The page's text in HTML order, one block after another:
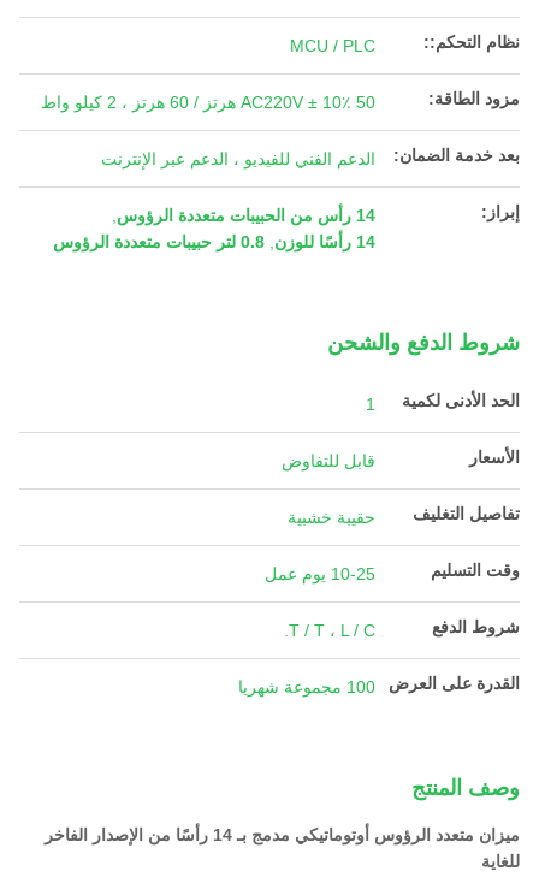
نظام التحكم:: MCU / PLC
مزود الطاقة: AC220V ± 10٪ 50 هرتز / 60 هرتز ، 2 كيلو واط
بعد خدمة الضمان: الدعم الفني للفيديو ، الدعم عبر الإنترنت
إبراز: 14 رأس من الحبيبات متعددة الرؤوس
14 رأسًا للوزن
0.8 لتر حبيبات متعددة الرؤوس
شروط الدفع والشحن
الحد الأدنى لكمية 1
الأسعار قابل للتفاوض
تفاصيل التغليف حقيبة خشبية
وقت التسليم 10-25 يوم عمل
شروط الدفع T / T ، L / C.
القدرة على العرض 100 مجموعة شهريا
وصف المنتج
ميزان متعدد الرؤوس أوتوماتيكي مدمج بـ 14 رأسًا من الإصدار الفاخر
للغاية